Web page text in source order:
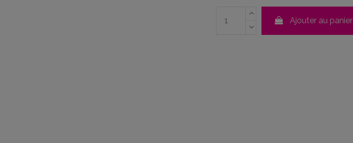
Ajouter au panier